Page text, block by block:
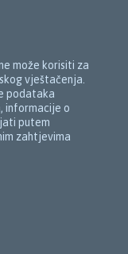
može korisiti za
vještačenja.
podataka
informacije o
putem
zahtjevima